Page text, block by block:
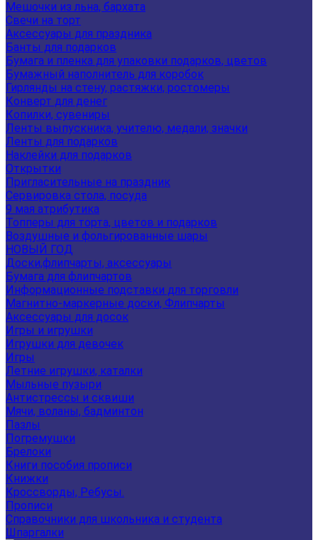
Мешочки из льна, бархата
Свечи на торт
Аксессуары для праздника
Банты для подарков
Бумага и пленка для упаковки подарков, цветов
Бумажный наполнитель для коробок
Гирлянды на стену, растяжки, ростомеры
Конверт для денег
Копилки, сувениры
Ленты выпускника, учителю, медали, значки
Ленты для подарков
Наклейки для подарков
Открытки
Пригласительные на праздник
Сервировка стола, посуда
9 мая атрибутика
Топперы для торта, цветов и подарков
Воздушные и фольгированные шары
НОВЫЙ ГОД
Доски,флипчарты, аксессуары
Бумага для флипчартов
Информационные подставки для торговли
Магнитно-маркерные доски, Флипчарты
Аксессуары для досок
Игры и игрушки
Игрушки для девочек
Игры
Летние игрушки, каталки
Мыльные пузыри
Антистрессы и сквиши
Мячи, воланы, бадминтон
Пазлы
Погремушки
Брелоки
Книги пособия прописи
Книжки
Кроссворды, Ребусы.
Прописи
Справочники для школьника и студента
Шпаргалки